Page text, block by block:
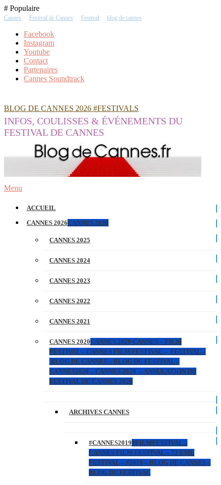
Skip
To
# Populaire
Cannes Festival de Cannes Festival blog de cannes
Facebook
Instagram
Youtube
Contact
Partenaires
Cannes Soundtrack
BLOG DE CANNES 2026 #FESTIVALS
INFOS, COULISSES & ÉVÉNEMENTS DU
FESTIVAL DE CANNES
Menu
ACCUEIL
CANNES 2026CANNES 2026
CANNES 2025
CANNES 2024
CANNES 2023
CANNES 2022
CANNES 2021
CANNES 2020CANNES 2020 CANNES – FILM
FESTIVAL – CANNES FILM FESTIVAL – FESTIVAL –
BLOG DE CANNES – BLOG DU FESTIVAL –
CANNES2020 – CANNES 2020 – ANNULATION DU
FESTIVAL DE CANNES 2020
ARCHIVES CANNES
#CANNES2019#FILMFESTIVAL –
CANNES FILM FESTIVAL – 72 EME
FESTIVAL – #2019 – BLOG DE CANNES –
BLOG DU FESTIVAL